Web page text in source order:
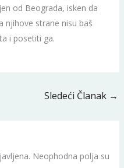
od Beograda, isken da
njihove strane nisu baš
i posetiti ga.
Sledeći Članak →
Neophodna polja su